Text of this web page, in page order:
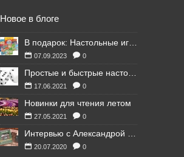
Новое в блоге
07.09.2023 0
17.06.2021 0
Новинки для чтения летом
27.05.2021 0
20.07.2020 0